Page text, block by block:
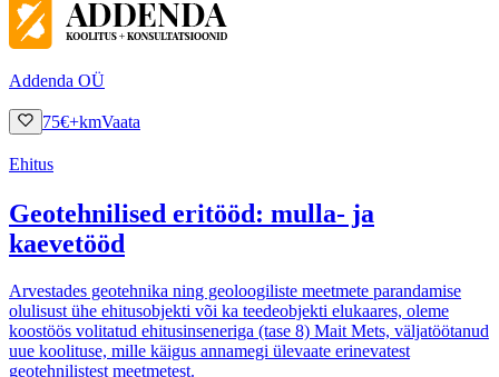
Addenda OÜ
75€+kmVaata
Ehitus
Geotehnilised eritööd: mulla- ja
kaevetööd
Arvestades geotehnika ning geoloogiliste meetmete parandamise
olulisust ühe ehitusobjekti või ka teedeobjekti elukaares, oleme
koostöös volitatud ehitusinseneriga (tase 8) Mait Mets, väljatöötanud
uue koolituse, mille käigus annamegi ülevaate erinevatest
geotehnilistest meetmetest.